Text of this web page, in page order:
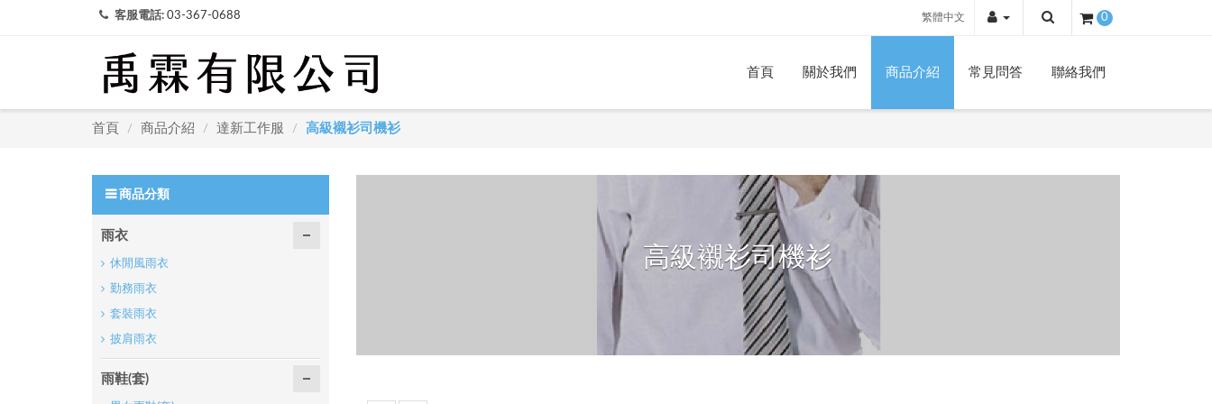
客服電話: 03-367-0688 繁體中文 0
首頁 關於我們 商品介紹 常見問答 聯絡我們
首頁 / 商品介紹 / 達新工作服 / 高級襯衫司機衫
高級襯衫司機衫
商品分類
雨衣
休閒風雨衣
勤務雨衣
套裝雨衣
披肩雨衣
雨鞋(套)